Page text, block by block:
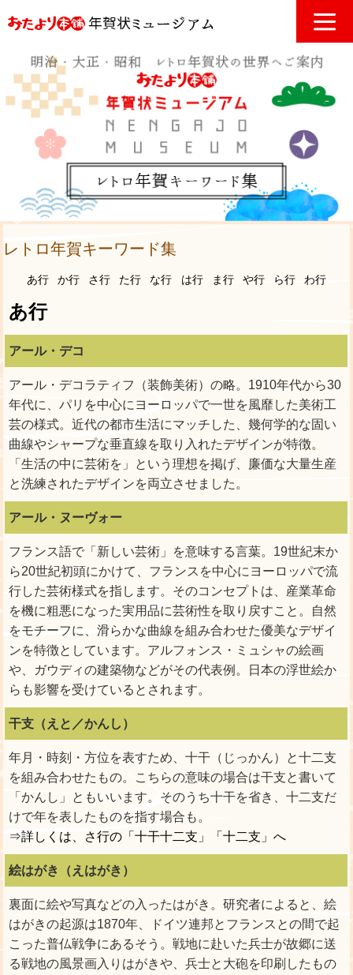
レトロ年賀キーワード集
あ行 か行 さ行 た行 な行 は行 ま行 や行 ら行 わ行
あ行
アール・デコ
アール・デコラティフ（装飾美術）の略。1910年代から30
年代に、パリを中心にヨーロッパで一世を風靡した美術工
芸の様式。近代の都市生活にマッチした、幾何学的な固い
曲線やシャープな垂直線を取り入れたデザインが特徴。
「生活の中に芸術を」という理想を掲げ、廉価な大量生産
と洗練されたデザインを両立させました。
アール・ヌーヴォー
フランス語で「新しい芸術」を意味する言葉。19世紀末か
ら20世紀初頭にかけて、フランスを中心にヨーロッパで流
行した芸術様式を指します。そのコンセプトは、産業革命
を機に粗悪になった実用品に芸術性を取り戻すこと。自然
をモチーフに、滑らかな曲線を組み合わせた優美なデザイ
ンを特徴としています。アルフォンス・ミュシャの絵画
や、ガウディの建築物などがその代表例。日本の浮世絵か
らも影響を受けているとされます。
干支（えと／かんし）
年月・時刻・方位を表すため、十干（じっかん）と十二支
を組み合わせたもの。こちらの意味の場合は干支と書いて
「かんし」ともいいます。そのうち十干を省き、十二支だ
けで年を表したものを指す場合も。
⇒詳しくは、さ行の「十干十二支」「十二支」へ
絵はがき（えはがき）
裏面に絵や写真などの入ったはがき。研究者によると、絵
はがきの起源は1870年、ドイツ連邦とフランスとの間で起
こった普仏戦争にあるそう。戦地に赴いた兵士が故郷に送
る戦地の風景画入りはがきや、兵士と大砲を印刷したもの